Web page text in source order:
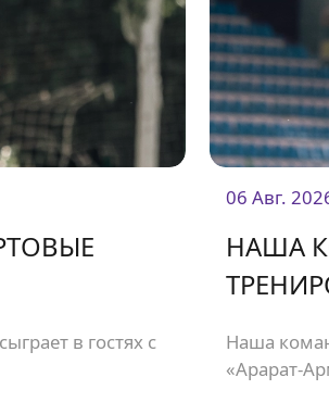
в гостях с
06 Авг.
НАША
Наша
«Арарат-